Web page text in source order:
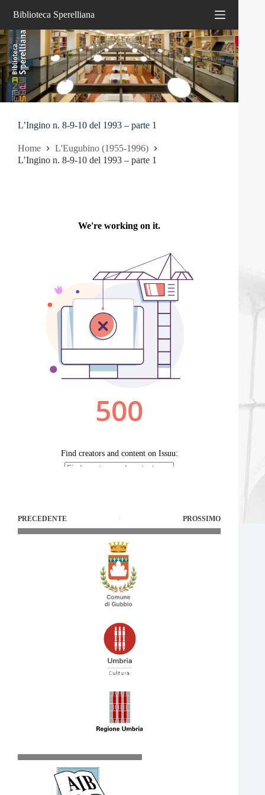
Biblioteca Sperelliana
L’Ingino n. 8-9-10 del 1993 – parte 1
Home
L'Eugubino (1955-1996)
L’Ingino n. 8-9-10 del 1993 – parte 1
PRECEDENTE PROSSIMO